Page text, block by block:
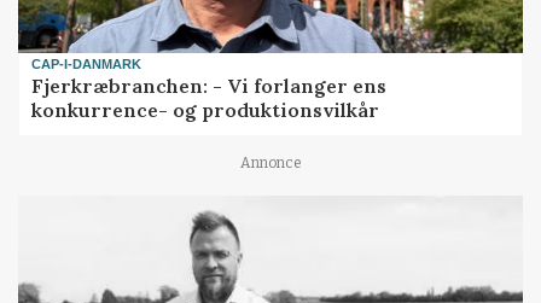
CAP-I-DANMARK
Fjerkræbranchen: - Vi forlanger ens
konkurrence- og produktionsvilkår
Annonce